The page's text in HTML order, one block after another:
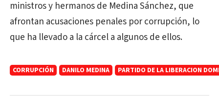
ministros y hermanos de Medina Sánchez, que
afrontan acusaciones penales por corrupción, lo
que ha llevado a la cárcel a algunos de ellos.
CORRUPCIÓN DANILO MEDINA PARTIDO DE LA LIBERACION